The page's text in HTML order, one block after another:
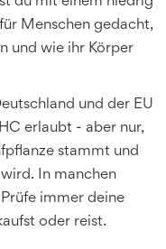
Menschen gedacht,
und wie ihr Körper
und der EU
erlaubt - aber nur,
stammt und
In manchen
immer deine
oder reist.